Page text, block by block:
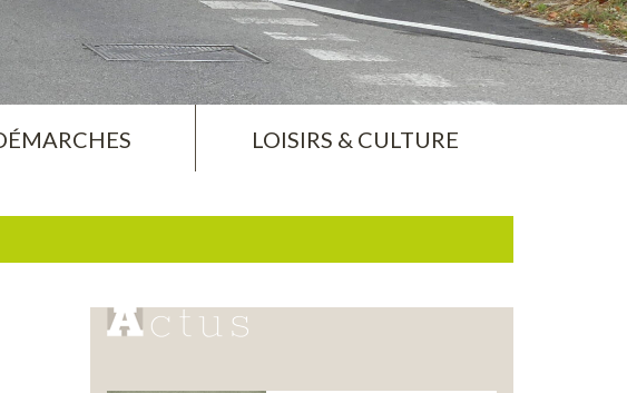
LOISIRS & CULTURE